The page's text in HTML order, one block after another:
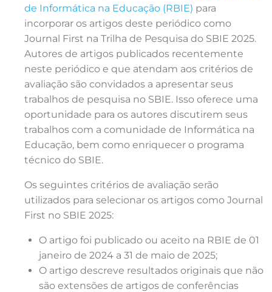
de Informática na Educação (RBIE) para
incorporar os artigos deste periódico como
Journal First na Trilha de Pesquisa do SBIE 2025.
Autores de artigos publicados recentemente
neste periódico e que atendam aos critérios de
avaliação são convidados a apresentar seus
trabalhos de pesquisa no SBIE. Isso oferece uma
oportunidade para os autores discutirem seus
trabalhos com a comunidade de Informática na
Educação, bem como enriquecer o programa
técnico do SBIE.
Os seguintes critérios de avaliação serão
utilizados para selecionar os artigos como Journal
First no SBIE 2025:
O artigo foi publicado ou aceito na RBIE de 01
janeiro de 2024 a 31 de maio de 2025;
O artigo descreve resultados originais que não
são extensões de artigos de conferências